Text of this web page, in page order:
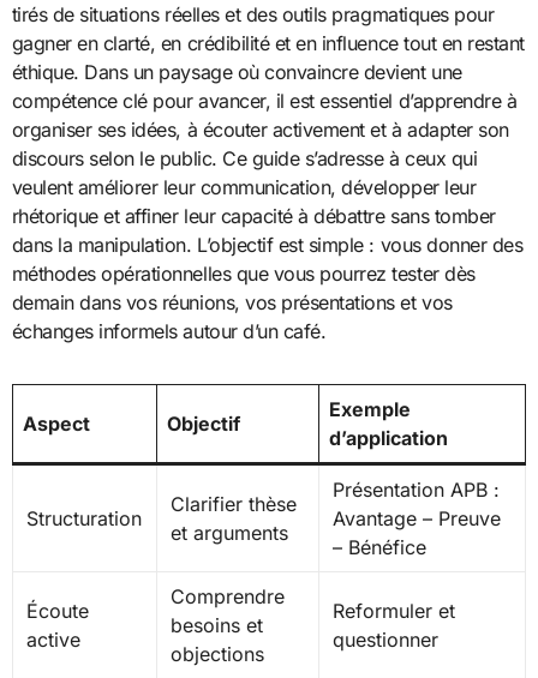
tirés de situations réelles et des outils pragmatiques pour
gagner en clarté, en crédibilité et en influence tout en restant
éthique. Dans un paysage où convaincre devient une
compétence clé pour avancer, il est essentiel d’apprendre à
organiser ses idées, à écouter activement et à adapter son
discours selon le public. Ce guide s’adresse à ceux qui
veulent améliorer leur communication, développer leur
rhétorique et affiner leur capacité à débattre sans tomber
dans la manipulation. L’objectif est simple : vous donner des
méthodes opérationnelles que vous pourrez tester dès
demain dans vos réunions, vos présentations et vos
échanges informels autour d’un café.
Aspect Objectif
Exemple
d’application
Structuration
Clarifier thèse
et arguments
Présentation APB :
Avantage – Preuve
– Bénéfice
Écoute
active
Comprendre
besoins et
objections
Reformuler et
questionner